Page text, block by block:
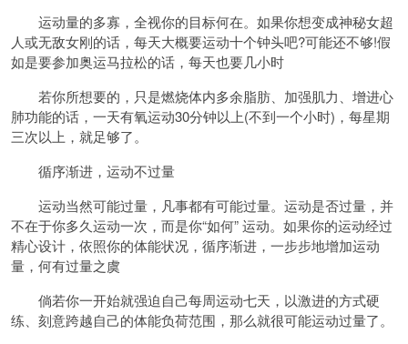
运动量的多寡，全视你的目标何在。如果你想变成神秘女超
人或无敌女刚的话，每天大概要运动十个钟头吧?可能还不够!假
如是要参加奥运马拉松的话，每天也要几小时
若你所想要的，只是燃烧体内多余脂肪、加强肌力、增进心
肺功能的话，一天有氧运动30分钟以上(不到一个小时)，每星期
三次以上，就足够了。
循序渐进，运动不过量
运动当然可能过量，凡事都有可能过量。运动是否过量，并
不在于你多久运动一次，而是你“如何” 运动。如果你的运动经过
精心设计，依照你的体能状况，循序渐进，一步步地增加运动
量，何有过量之虞
倘若你一开始就强迫自己每周运动七天，以激进的方式硬
练、刻意跨越自己的体能负荷范围，那么就很可能运动过量了。